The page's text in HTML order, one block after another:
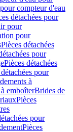
compteur d'eau
détachées pour
pour
pour
Pièces détachées
pour
Pièces détachées
pour
à
emboîterBrides de
Pièces
pour
Pièces